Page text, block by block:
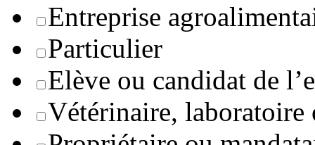
Entreprise
Particulier
Elève ou candidat de
Vétérinaire, laboratoire